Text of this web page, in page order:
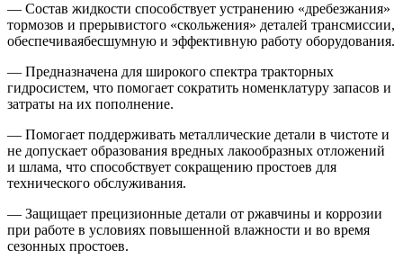
— Состав жидкости способствует устранению «дребезжания»
тормозов и прерывистого «скольжения» деталей трансмиссии,
обеспечиваябесшумную и эффективную работу оборудования.
— Предназначена для широкого спектра тракторных
гидросистем, что помогает сократить номенклатуру запасов и
затраты на их пополнение.
— Помогает поддерживать металлические детали в чистоте и
не допускает образования вредных лакообразных отложений
и шлама, что способствует сокращению простоев для
технического обслуживания.
— Защищает прецизионные детали от ржавчины и коррозии
при работе в условиях повышенной влажности и во время
сезонных простоев.